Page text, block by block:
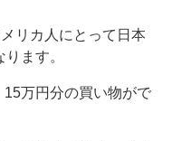
リカ人にとって日本
ます。
万円分の買い物がで